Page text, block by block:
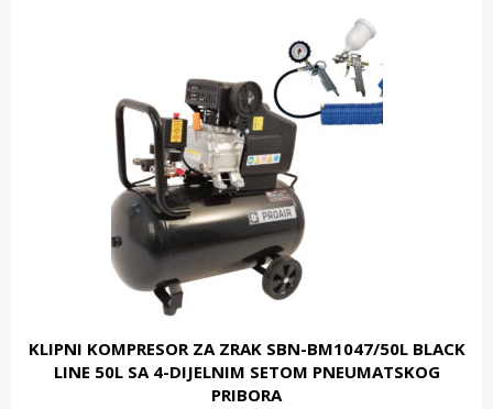
KLIPNI KOMPRESOR ZA ZRAK SBN-BM1047/50L BLACK
LINE 50L SA 4-DIJELNIM SETOM PNEUMATSKOG
PRIBORA